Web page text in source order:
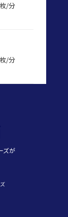
/分
/分
ズが